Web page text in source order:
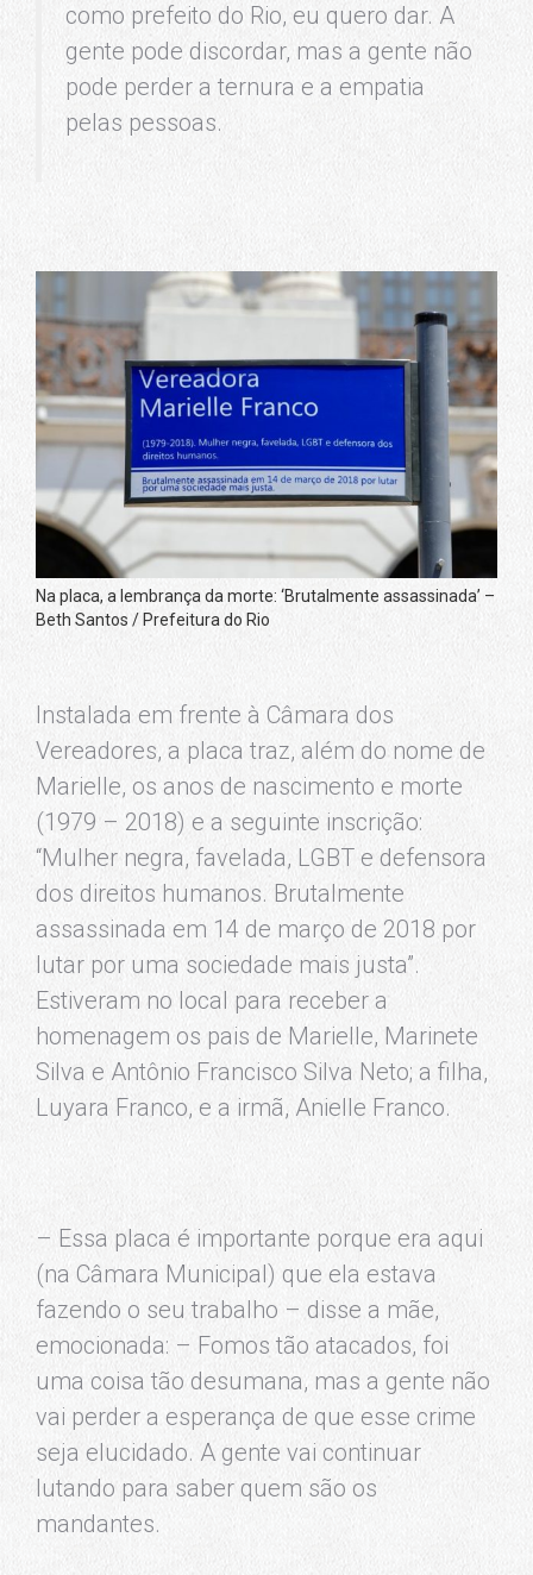
como prefeito do Rio, eu quero dar. A
gente pode discordar, mas a gente não
pode perder a ternura e a empatia
pelas pessoas.
Na placa, a lembrança da morte: ‘Brutalmente assassinada’ –
Beth Santos / Prefeitura do Rio
Instalada em frente à Câmara dos
Vereadores, a placa traz, além do nome de
Marielle, os anos de nascimento e morte
(1979 – 2018) e a seguinte inscrição:
“Mulher negra, favelada, LGBT e defensora
dos direitos humanos. Brutalmente
assassinada em 14 de março de 2018 por
lutar por uma sociedade mais justa”.
Estiveram no local para receber a
homenagem os pais de Marielle, Marinete
Silva e Antônio Francisco Silva Neto; a filha,
Luyara Franco, e a irmã, Anielle Franco.
– Essa placa é importante porque era aqui
(na Câmara Municipal) que ela estava
fazendo o seu trabalho – disse a mãe,
emocionada: – Fomos tão atacados, foi
uma coisa tão desumana, mas a gente não
vai perder a esperança de que esse crime
seja elucidado. A gente vai continuar
lutando para saber quem são os
mandantes.